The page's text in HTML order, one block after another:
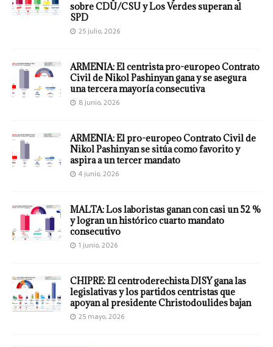
sobre CDU/CSU y Los Verdes superan al
SPD
25 julio, 2026
ARMENIA: El centrista pro-europeo Contrato
Civil de Nikol Pashinyan gana y se asegura
una tercera mayoría consecutiva
8 junio, 2026
ARMENIA: El pro-europeo Contrato Civil de
Nikol Pashinyan se sitúa como favorito y
aspira a un tercer mandato
4 junio, 2026
MALTA: Los laboristas ganan con casi un 52 %
y logran un histórico cuarto mandato
consecutivo
1 junio, 2026
CHIPRE: El centroderechista DISY gana las
legislativas y los partidos centristas que
apoyan al presidente Christodoulides bajan
25 mayo, 2026